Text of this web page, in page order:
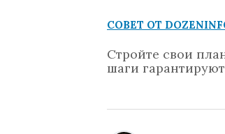
СОВЕТ ОТ
Стройте свои
шаги